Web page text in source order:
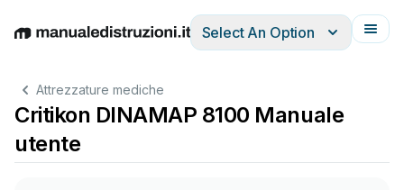
EnglishDeutschEspañolItalianoFrançais
Select An Option
Attrezzature mediche
Critikon DINAMAP 8100 Manuale
utente